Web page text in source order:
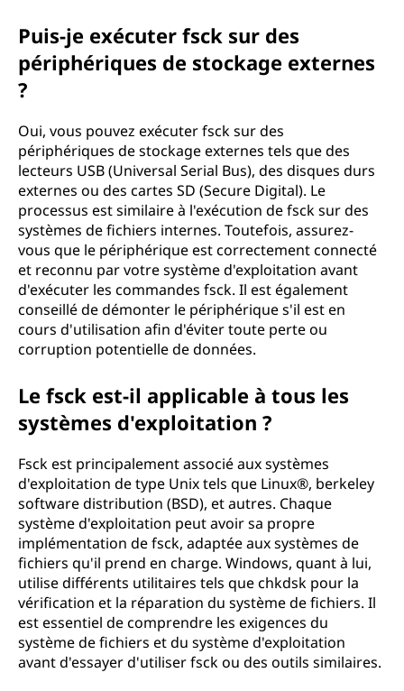
Puis-je exécuter fsck sur des
périphériques de stockage externes
?
Oui, vous pouvez exécuter fsck sur des
périphériques de stockage externes tels que des
lecteurs USB (Universal Serial Bus), des disques durs
externes ou des cartes SD (Secure Digital). Le
processus est similaire à l'exécution de fsck sur des
systèmes de fichiers internes. Toutefois, assurez-
vous que le périphérique est correctement connecté
et reconnu par votre système d'exploitation avant
d'exécuter les commandes fsck. Il est également
conseillé de démonter le périphérique s'il est en
cours d'utilisation afin d'éviter toute perte ou
corruption potentielle de données.
Le fsck est-il applicable à tous les
systèmes d'exploitation ?
Fsck est principalement associé aux systèmes
d'exploitation de type Unix tels que Linux®, berkeley
software distribution (BSD), et autres. Chaque
système d'exploitation peut avoir sa propre
implémentation de fsck, adaptée aux systèmes de
fichiers qu'il prend en charge. Windows, quant à lui,
utilise différents utilitaires tels que chkdsk pour la
vérification et la réparation du système de fichiers. Il
est essentiel de comprendre les exigences du
système de fichiers et du système d'exploitation
avant d'essayer d'utiliser fsck ou des outils similaires.